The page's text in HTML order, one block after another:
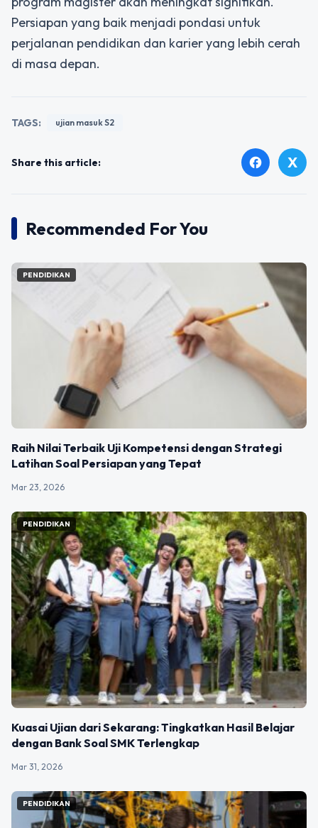
Persiapan yang baik menjadi pondasi untuk
perjalanan pendidikan dan karier yang lebih cerah
di masa depan.
TAGS: ujian masuk S2
Share this article: facebook X
Recommended For You
PENDIDIKAN
Raih Nilai Terbaik Uji Kompetensi dengan Strategi
Latihan Soal Persiapan yang Tepat
Mar 23, 2026
PENDIDIKAN
Kuasai Ujian dari Sekarang: Tingkatkan Hasil Belajar
dengan Bank Soal SMK Terlengkap
Mar 31, 2026
PENDIDIKAN